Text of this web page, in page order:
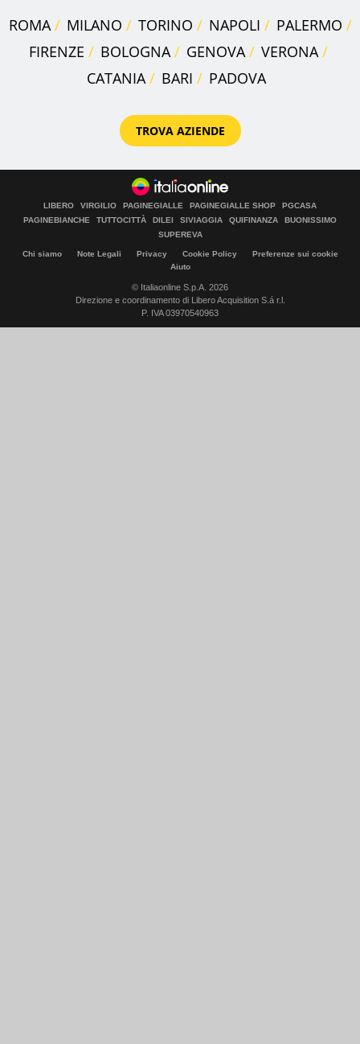
ROMA MILANO TORINO NAPOLI
PALERMO
FIRENZE
BOLOGNA GENOVA
VERONA
CATANIA
BARI PADOVA
TROVA AZIENDE
LIBERO VIRGILIO PAGINEGIALLE PAGINEGIALLE SHOP
PGCASA
PAGINEBIANCHE
TUTTOCITTÀ DILEI SIVIAGGIA QUIFINANZA
BUONISSIMO
SUPEREVA
Chi siamo Note Legali Privacy Cookie Policy
Preferenze sui cookie
Aiuto
© Italiaonline S.p.A. 2026
Direzione e coordinamento di Libero Acquisition S.á r.l.
P. IVA 03970540963